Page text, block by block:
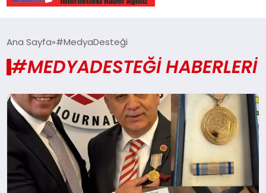
ÇAĞLAYANCERİT
BİZE ULAŞIN
Ana Sayfa #MedyaDesteği
#MEDYADESTEĞI HABERLERI